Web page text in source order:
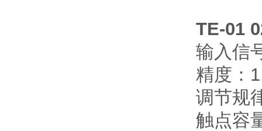
TE-01
输入信
精度：
调节规
触点容